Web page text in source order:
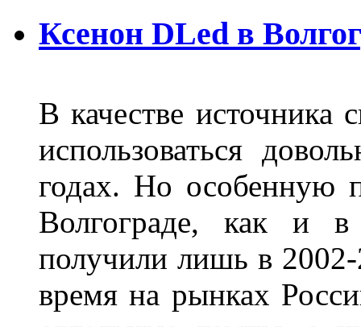
Ксенон DLed в
В качестве источника
использоваться
годах. Но особенную
Волгограде, как и
получили лишь в
время на рынках